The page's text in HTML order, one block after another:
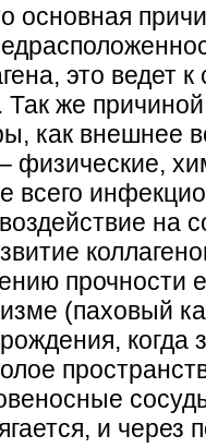
основная
это ведет к
Так же
как внешнее
физические,
всего
на
прочности
(паховый
когда
и через